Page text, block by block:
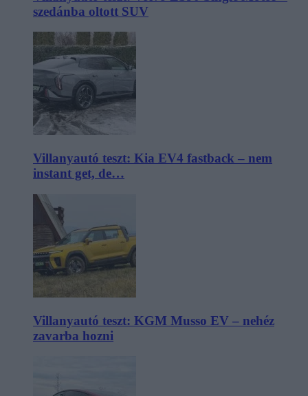
szedánba oltott SUV
Villanyautó teszt: Kia EV4 fastback – nem
instant get, de…
Villanyautó teszt: KGM Musso EV – nehéz
zavarba hozni